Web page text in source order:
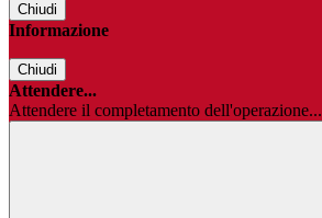
Chiudi
Informazione
Chiudi
Attendere...
Attendere il completamento dell'operazione...